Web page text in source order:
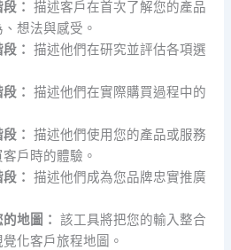
： 描述客戶在首次了解您的產品
想法與感受。
： 描述他們在研究並評估各項選
： 描述他們在實際購買過程中的
： 描述他們使用您的產品或服務
戶時的體驗。
： 描述他們成為您品牌忠實推廣
地圖： 該工具將把您的輸入整合
化客戶旅程地圖。